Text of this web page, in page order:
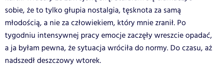
sobie, że to tylko głupia nostalgia, tęsknota za samą
młodością, a nie za człowiekiem, który mnie zranił. Po
tygodniu intensywnej pracy emocje zaczęły wreszcie opadać,
a ja byłam pewna, że sytuacja wróciła do normy. Do czasu, aż
nadszedł deszczowy wtorek.